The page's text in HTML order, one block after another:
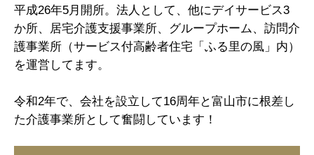
平成26年5月開所。法人として、他にデイサービス3
か所、居宅介護支援事業所、グループホーム、訪問介
護事業所（サービス付高齢者住宅「ふる里の風」内）
を運営してます。
令和2年で、会社を設立して16周年と富山市に根差し
た介護事業所として奮闘しています！